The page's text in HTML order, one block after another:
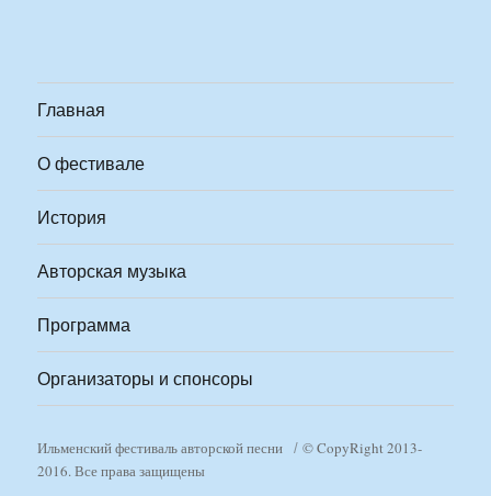
Главная
О фестивале
История
Авторская музыка
Программа
Организаторы и спонсоры
Ильменский фестиваль авторской песни
© CopyRight 2013-
2016. Все права защищены